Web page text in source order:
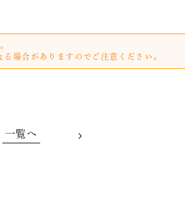
場合がありますのでご注意ください。
一覧へ